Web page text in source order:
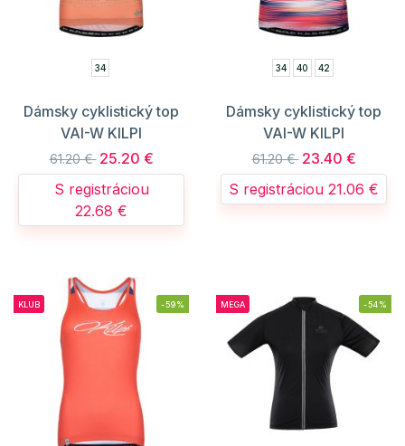
34
Dámsky cyklistický top
VAI-W KILPI
61.20 € 25.20 €
S registráciou
22.68 €
34 40 42
Dámsky cyklistický top
VAI-W KILPI
61.20 € 23.40 €
S registráciou 21.06 €
KLUB -59% MEGA -54%